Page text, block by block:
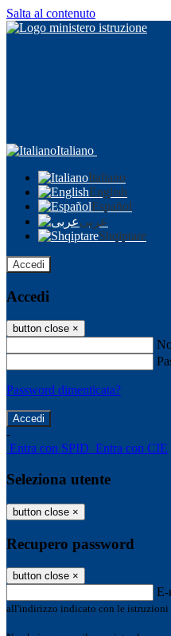
Salta al contenuto
Italiano
Italiano
English
Español
عربى
Shqiptare
Accedi
Accedi
button close ×
Password dimenticata?
-
Entra con SPID Entra con CIE
Seleziona utente
button close ×
Recupero password
button close ×
E-
all'indirizzo indicato con le istruzioni